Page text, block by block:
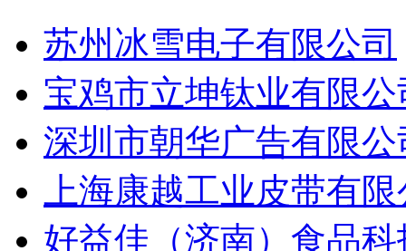
苏州冰雪电子有限公司
宝鸡市立坤钛业有限公
深圳市朝华广告有限公
上海康越工业皮带有
好益佳（济南）食品